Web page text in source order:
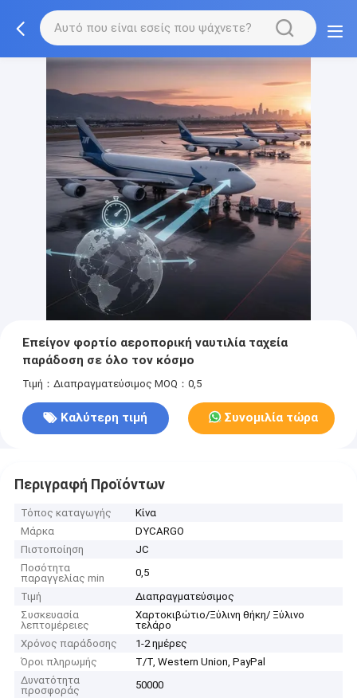
Επείγον φορτίο αεροπορική ναυτιλία ταχεία
παράδοση σε όλο τον κόσμο
Τιμή：Διαπραγματεύσιμος MOQ：0,5
Καλύτερη τιμή Συνομιλία τώρα
Περιγραφή Προϊόντων
Τόπος καταγωγής
Κίνα
Μάρκα
DYCARGO
Πιστοποίηση
JC
Ποσότητα
παραγγελίας min
0,5
Τιμή
Διαπραγματεύσιμος
Συσκευασία
λεπτομέρειες
Χαρτοκιβώτιο/Ξύλινη θήκη/ Ξύλινο
τελάρο
Χρόνος παράδοσης
1-2 ημέρες
Όροι πληρωμής
T/T, Western Union, PayPal
Δυνατότητα
προσφοράς
50000